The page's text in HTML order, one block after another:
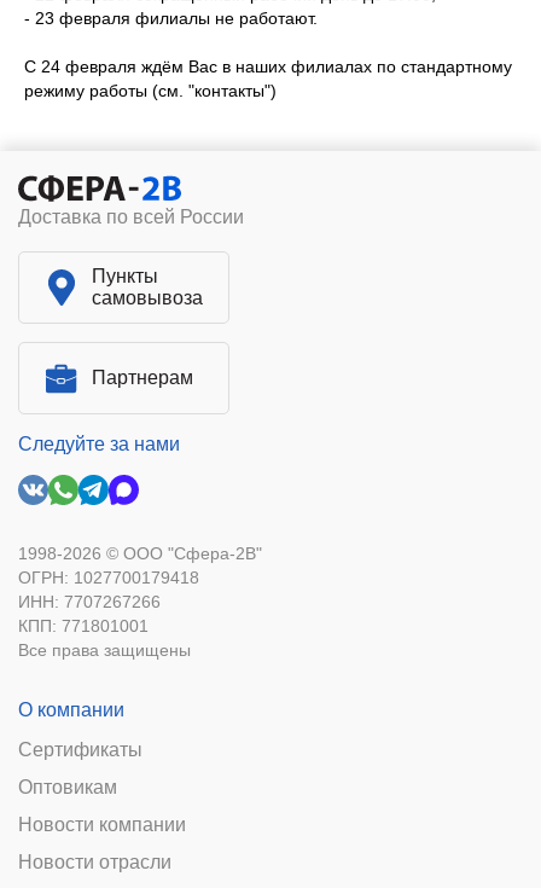
режиму работы (см. "контакты")
Доставка по всей России
Пункты
самовывоза
Следуйте за нами
ОГРН: 1027700179418
ИНН: 7707267266
КПП: 771801001
Все права защищены
Оптовикам
Новости компании
Новости отрасли
Магазин в Клину